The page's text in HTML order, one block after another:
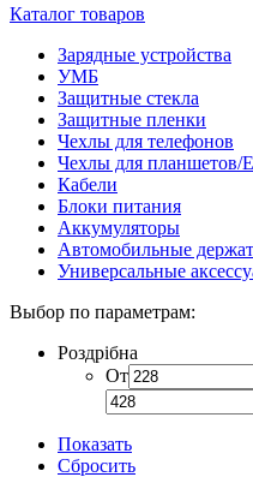
Каталог товаров
Зарядные устройства
УМБ
Защитные стекла
Защитные пленки
Чехлы для телефонов
Чехлы для планшетов/
Кабели
Блоки питания
Аккумуляторы
Автомобильные
Универсальные
Выбор по параметрам:
Роздрібна
От
Показать
Сбросить